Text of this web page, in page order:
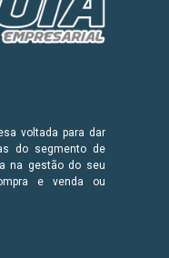
voltada para dar
do segmento de
na gestão do seu
e venda ou